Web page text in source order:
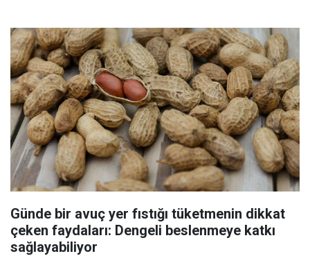
Günde bir avuç yer fıstığı tüketmenin dikkat
çeken faydaları: Dengeli beslenmeye katkı
sağlayabiliyor